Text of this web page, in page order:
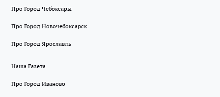
Про Город Чебоксары
Про Город Новочебоксарск
Про Город Ярославль
Наша Газета
Про Город Иваново